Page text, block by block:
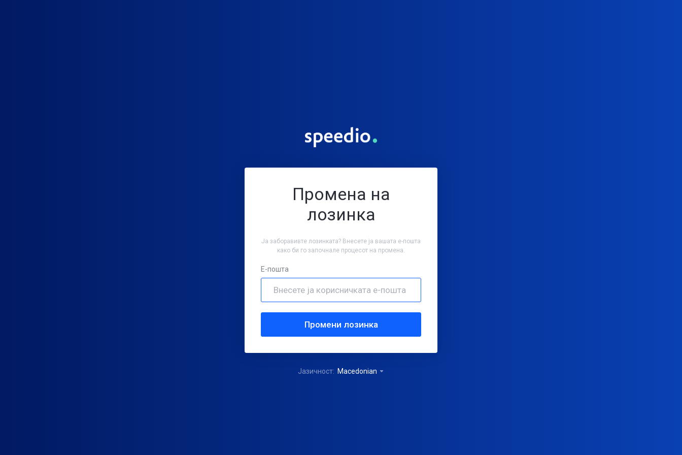
Промена на
лозинка
Ја заборавивте лозинката? Внесете ја вашата е-пошта
како би го започнале процесот на промена.
Е-пошта
Промени лозинка
Јазичност: Macedonian